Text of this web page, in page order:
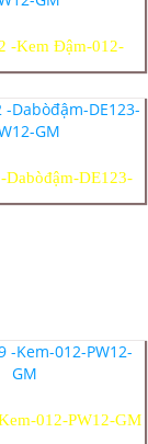
-Kem Đậm-012-
GM
Dabòđậm-DE123-
GM
012-PW12-GM